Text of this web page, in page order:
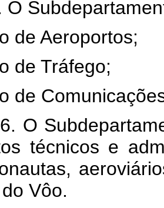
Aeroportos;
Tráfego;
Comunicações
técnicos e
Vôo.